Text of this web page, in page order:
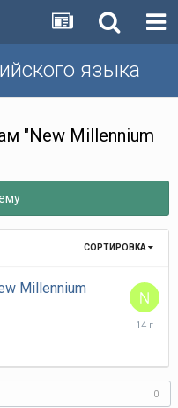
языка
"New Millennium
СОРТИРОВКА
Millennium
0